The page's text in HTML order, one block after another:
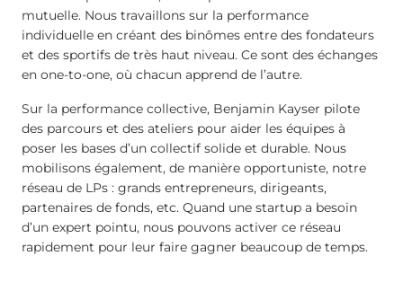
mutuelle. Nous travaillons sur la performance
individuelle en créant des binômes entre des fondateurs
et des sportifs de très haut niveau. Ce sont des échanges
en one-to-one, où chacun apprend de l’autre.
Sur la performance collective, Benjamin Kayser pilote
des parcours et des ateliers pour aider les équipes à
poser les bases d’un collectif solide et durable. Nous
mobilisons également, de manière opportuniste, notre
réseau de LPs : grands entrepreneurs, dirigeants,
partenaires de fonds, etc. Quand une startup a besoin
d’un expert pointu, nous pouvons activer ce réseau
rapidement pour leur faire gagner beaucoup de temps.